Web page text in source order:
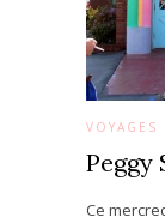
VOYAGES
Peggy
Ce